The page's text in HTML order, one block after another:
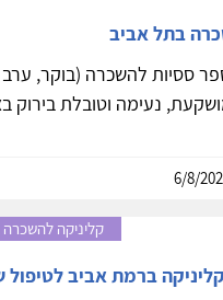
בתל אביב
ססיות להשכרה (בוקר, ערב
נעימה וטובלת בירוק
קליניקה
ברמת אביב לטיפול